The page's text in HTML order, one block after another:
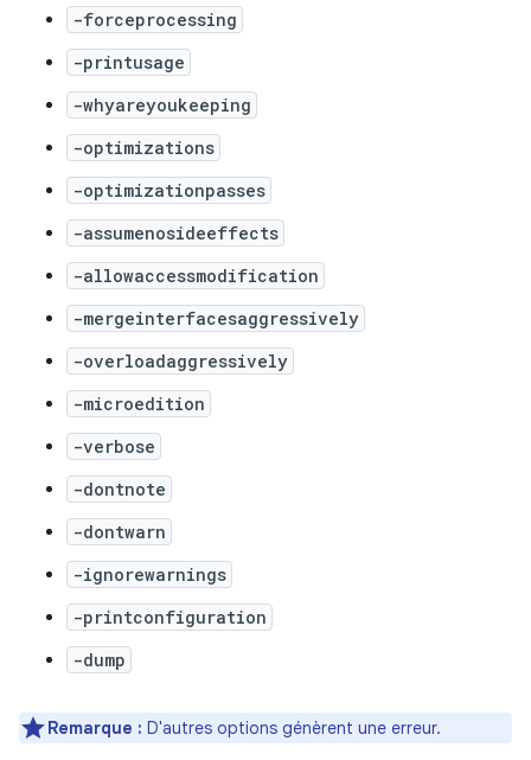
-forceprocessing
-printusage
-whyareyoukeeping
-optimizations
-optimizationpasses
-assumenosideeffects
-allowaccessmodification
-mergeinterfacesaggressively
-overloadaggressively
-microedition
-verbose
-dontnote
-dontwarn
-ignorewarnings
-printconfiguration
-dump
Remarque : D'autres options génèrent une erreur.